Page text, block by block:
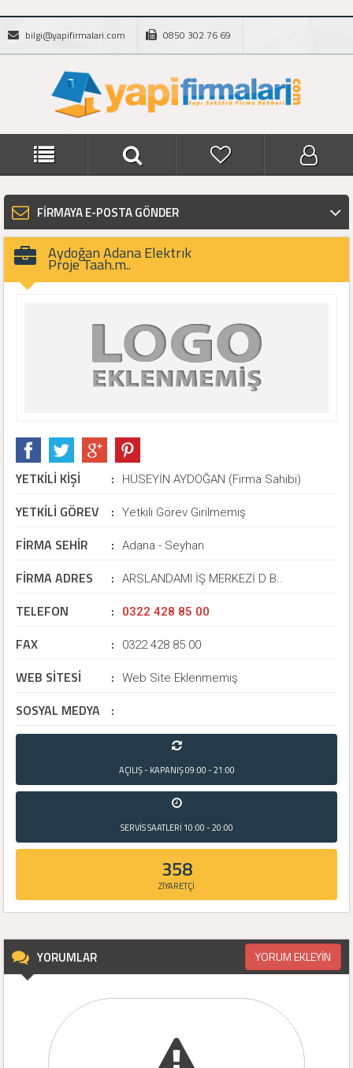
bilgi@yapifirmalari.com 0850 302 76 69
FİRMAYA E-POSTA GÖNDER
Aydoğan Adana Elektrık
Proje Taah.m..
YETKİLİ KİŞİ : HÜSEYİN AYDOĞAN (Firma Sahibi)
YETKİLİ GÖREV : Yetkili Görev Girilmemiş
FİRMA SEHİR : Adana - Seyhan
FİRMA ADRES : ARSLANDAMI İŞ MERKEZİ D B..
TELEFON : 0322 428 85 00
FAX : 0322 428 85 00
WEB SİTESİ : Web Site Eklenmemiş
SOSYAL MEDYA :
AÇILIŞ - KAPANIŞ09:00 - 21:00
SERVİS SAATLERİ 10:00 - 20:00
358
ZİYARETÇİ
YORUMLAR YORUM EKLEYİN